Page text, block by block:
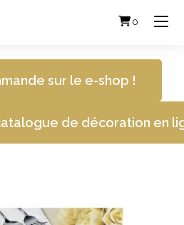
0
sur le e-shop !
de décoration en